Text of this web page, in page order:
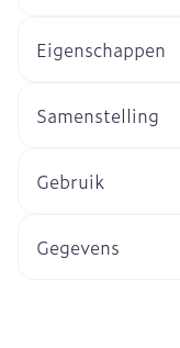
Eigenschappen
Samenstelling
Gebruik
Gegevens